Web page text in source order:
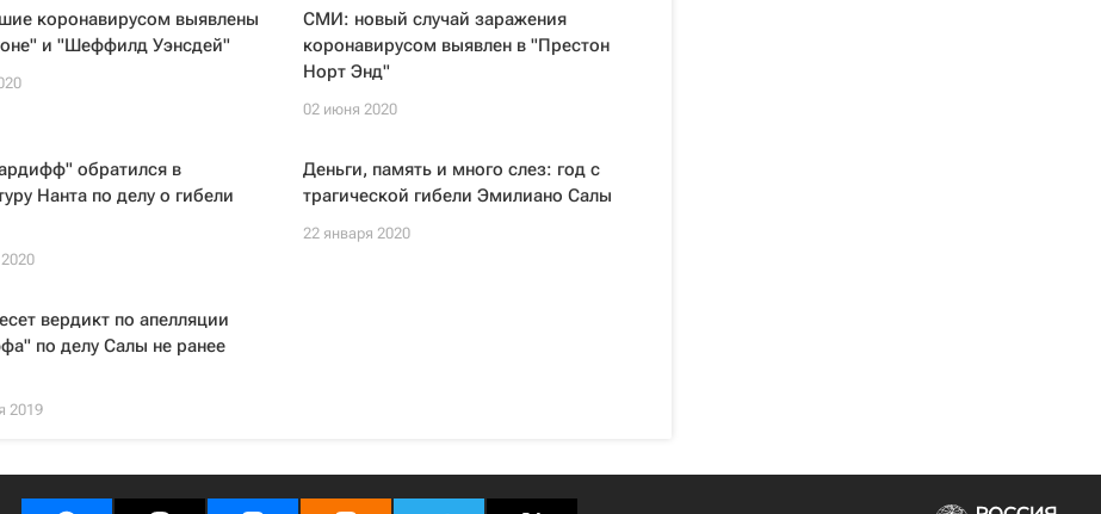
коронавирусом выявлены
и "Шеффилд Уэнсдей"
СМИ: новый случай заражения
коронавирусом выявлен в "Престон
Норт Энд"
02 июня 2020
обратился в
Нанта по делу о гибели
Деньги, память и много слез: год с
трагической гибели Эмилиано Салы
22 января 2020
вердикт по апелляции
по делу Салы не ранее
2019